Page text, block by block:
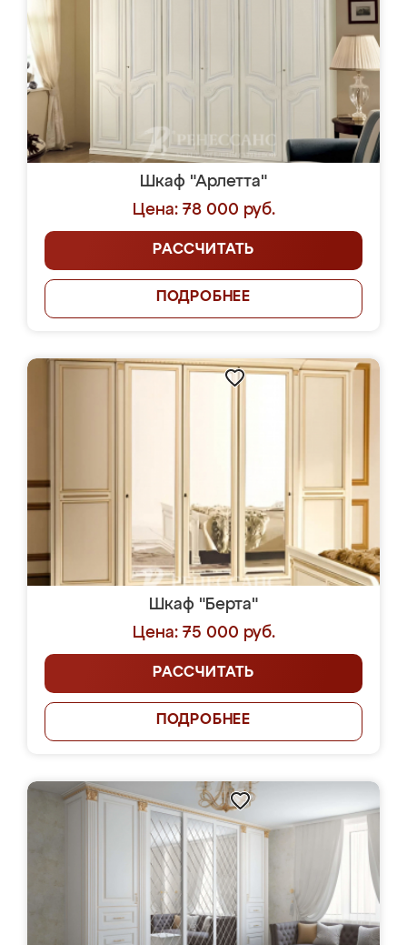
Шкаф "Арлетта"
Цена: 78 000 руб.
РАССЧИТАТЬ
ПОДРОБНЕЕ
Шкаф "Берта"
Цена: 75 000 руб.
РАССЧИТАТЬ
ПОДРОБНЕЕ